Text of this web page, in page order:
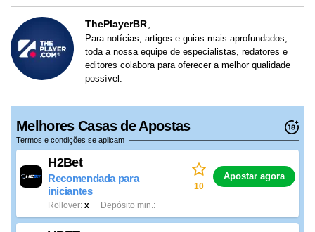
ThePlayerBR
Para notícias, artigos e guias mais aprofundados,
toda a nossa equipe de especialistas, redatores e
editores colabora para oferecer a melhor qualidade
possível.
Melhores Casas de Apostas
Termos e condições se aplicam
H2Bet
Recomendada para
iniciantes
x
Rollover Depósito min.
10
Apostar agora